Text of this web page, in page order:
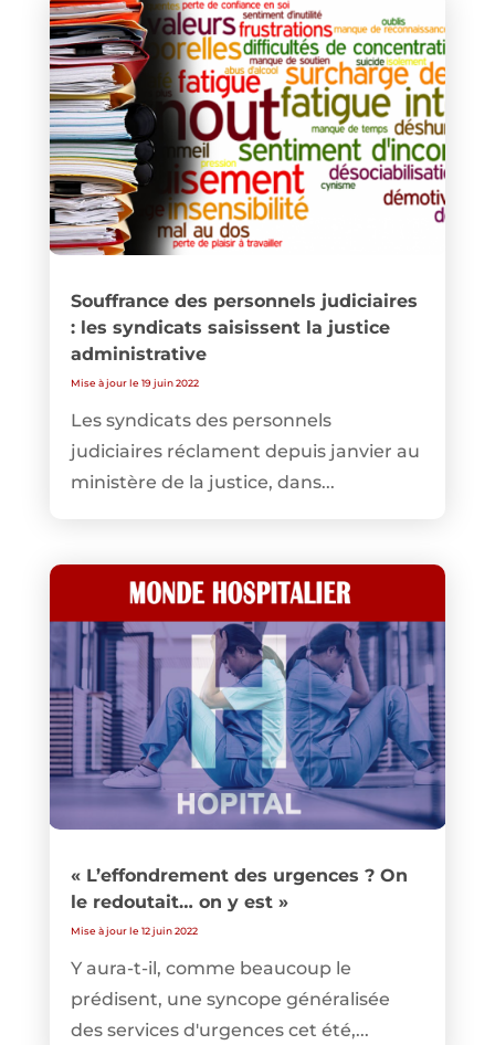
Souffrance des personnels judiciaires
: les syndicats saisissent la justice
administrative
Mise à jour le 19 juin 2022
Les syndicats des personnels
judiciaires réclament depuis janvier au
ministère de la justice, dans...
« L’effondrement des urgences ? On
le redoutait… on y est »
Mise à jour le 12 juin 2022
Y aura-t-il, comme beaucoup le
prédisent, une syncope généralisée
des services d'urgences cet été,...